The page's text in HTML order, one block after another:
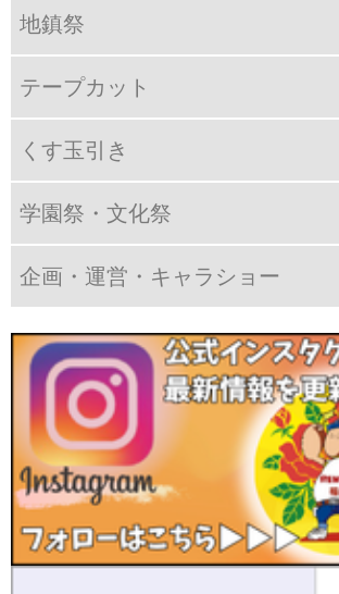
地鎮祭
テープカット
くす玉引き
学園祭・文化祭
企画・運営・キャラショー